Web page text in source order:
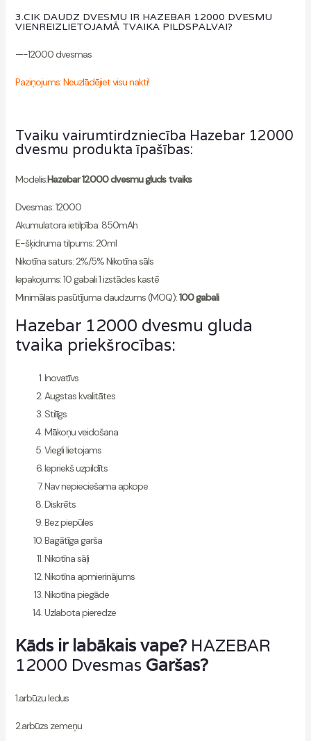
3.CIK DAUDZ DVESMU IR HAZEBAR 12000 DVESMU
VIENREIZLIETOJAMĀ TVAIKA PILDSPALVAI?
—-12000 dvesmas
Paziņojums: Neuzlādējiet visu nakti!
Tvaiku vairumtirdzniecība Hazebar 12000
dvesmu produkta īpašības:
Modelis:Hazebar 12000 dvesmu gluds tvaiks
Dvesmas: 12000
Akumulatora ietilpība: 850mAh
E-šķidruma tilpums: 20ml
Nikotīna saturs: 2%/5% Nikotīna sāls
Iepakojums: 10 gabali 1 izstādes kastē
Minimālais pasūtījuma daudzums (MOQ):100 gabali
Hazebar 12000 dvesmu gluda
tvaika priekšrocības:
Inovatīvs
Augstas kvalitātes
Stilīgs
Mākoņu veidošana
Viegli lietojams
Iepriekš uzpildīts
Nav nepieciešama apkope
Diskrēts
Bez piepūles
Bagātīga garša
Nikotīna sāļi
Nikotīna apmierinājums
Nikotīna piegāde
Uzlabota pieredze
Kāds ir labākais vape? HAZEBAR
12000 Dvesmas Garšas?
1.arbūzu ledus
2.arbūzs zemeņu